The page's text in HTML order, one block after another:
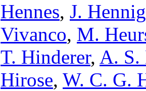
Hennes, J. Hennig
Vivanco, M.
T. Hinderer, A. S.
Hirose, W. C. G.